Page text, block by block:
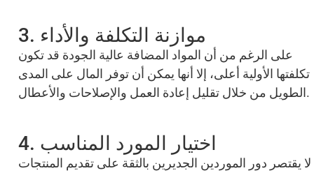
3. موازنة التكلفة والأداء
على الرغم من أن المواد المضافة عالية الجودة قد تكون
تكلفتها الأولية أعلى، إلا أنها يمكن أن توفر المال على المدى
الطويل من خلال تقليل إعادة العمل والإصلاحات والأعطال.
4. اختيار المورد المناسب
لا يقتصر دور الموردين الجديرين بالثقة على تقديم المنتجات